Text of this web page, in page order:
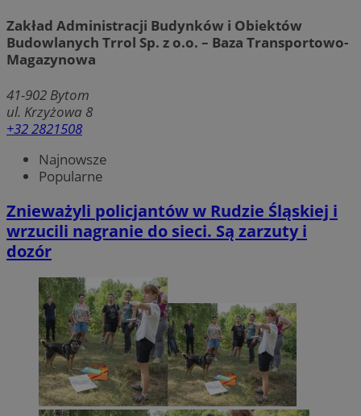
Zakład Administracji Budynków i Obiektów
Budowlanych Trrol Sp. z o.o. – Baza Transportowo-
Magazynowa
41-902 Bytom
ul. Krzyżowa 8
+32 2821508
Najnowsze
Popularne
Znieważyli policjantów w Rudzie Śląskiej i
wrzucili nagranie do sieci. Są zarzuty i
dozór